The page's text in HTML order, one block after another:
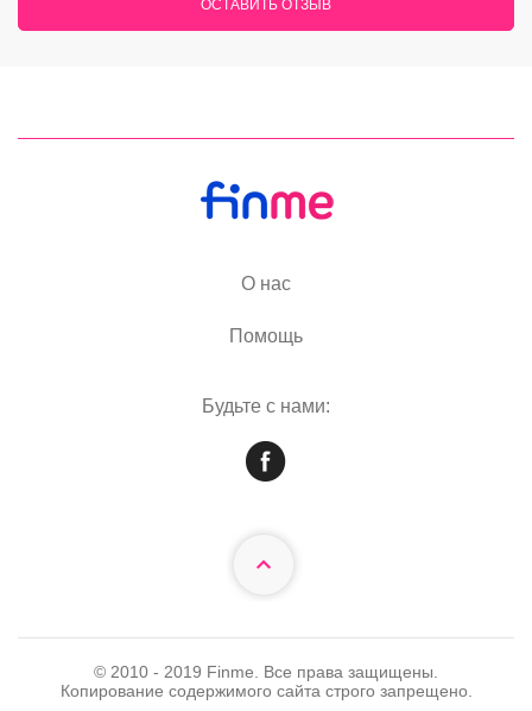
ОСТАВИТЬ ОТЗЫВ
О нас
Помощь
Будьте с нами:
© 2010 - 2019 Finme. Все права защищены.
Копирование содержимого сайта строго запрещено.